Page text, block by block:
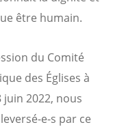
être humain.
du Comité
des Églises à
juin 2022, nous
e-s par ce